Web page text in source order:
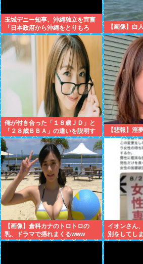
玉城デニー知事、沖縄独立を宣言
「日本政府から沖縄をとりもろ
す！！」
【画像】白
俺が付き合った「１８歳ＪＤ」と
「２８歳ＢＢＡ」の違いを説明す
るwww
【悲報】淫
【画像】倉科カナのトロトロの
乳、ドラマで揺れまくるwww
イオンさん
別をしてし